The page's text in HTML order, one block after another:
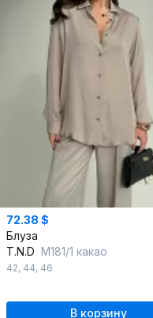
72.38 $
Блуза
T.N.D М181/1 какао
42, 44, 46
В корзину